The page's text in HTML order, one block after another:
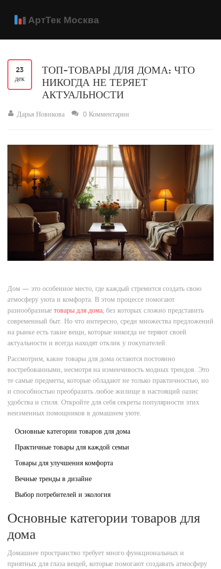
23
дек
ТОП-ТОВАРЫ ДЛЯ ДОМА: ЧТО
НИКОГДА НЕ ТЕРЯЕТ
АКТУАЛЬНОСТИ
Дарья Новикова 0 Комментарии
Дом — это особенное место, где каждый стремится создать свою
атмосферу уюта и комфорта. В этом процессе помогают
разнообразные товары для дома, без которых сложно представить
современный быт. Но что интересно, среди множества предложений
на рынке есть такие вещи, которые никогда не теряют своей
актуальности и всегда находят отклик у покупателей.
Рассмотрим, какие товары для дома остаются постоянно
востребованными, несмотря на изменчивость модных трендов. Это
те самые предметы, которые обладают не только практичностью, но
и способностью преобразить любое жилище в настоящий оазис
удобства и стиля. Откройте для себя секреты популярности этих
неизменных помощников в домашнем уюте.
Основные категории товаров для дома
Практичные товары для каждой семьи
Товары для улучшения комфорта
Вечные тренды в дизайне
Выбор потребителей и экология
Основные категории товаров для
дома
Домашнее пространство требует много функциональных и
приятных для глаза вещей, которые помогают создавать атмосферу